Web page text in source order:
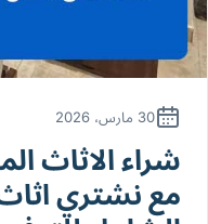
30 مارس، 2026
شراء الاثاث
مع نشتري